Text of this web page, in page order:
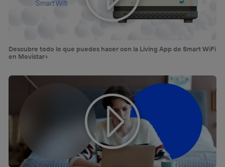
Descubre todo lo que puedes hacer con la Living App de Smart WiFi
en Movistar+
“Administrar Utiq” en la parte inferior de esta página web o
portal de privacidad de Utiq
. Para más información, consulta